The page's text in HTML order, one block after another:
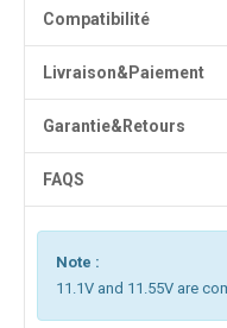
Compatibilité
Livraison&Paiement
Garantie&Retours
FAQS
Note :
11.1V and 11.55V are